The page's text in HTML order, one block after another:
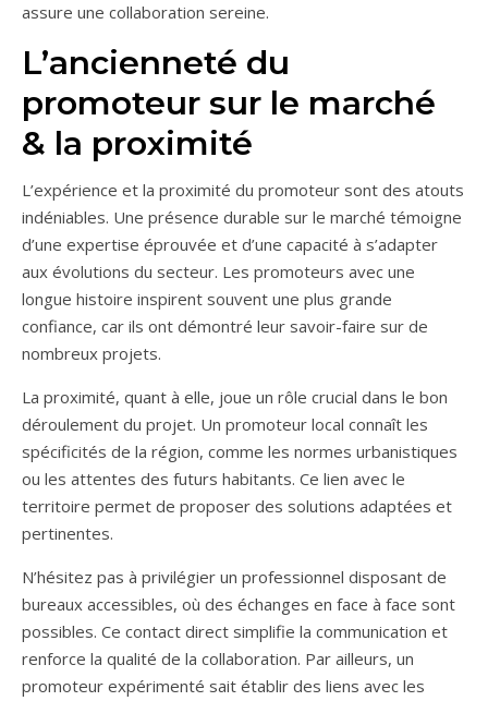
assure une collaboration sereine.
L’ancienneté du
promoteur sur le marché
& la proximité
L’expérience et la proximité du promoteur sont des atouts
indéniables. Une présence durable sur le marché témoigne
d’une expertise éprouvée et d’une capacité à s’adapter
aux évolutions du secteur. Les promoteurs avec une
longue histoire inspirent souvent une plus grande
confiance, car ils ont démontré leur savoir-faire sur de
nombreux projets.
La proximité, quant à elle, joue un rôle crucial dans le bon
déroulement du projet. Un promoteur local connaît les
spécificités de la région, comme les normes urbanistiques
ou les attentes des futurs habitants. Ce lien avec le
territoire permet de proposer des solutions adaptées et
pertinentes.
N’hésitez pas à privilégier un professionnel disposant de
bureaux accessibles, où des échanges en face à face sont
possibles. Ce contact direct simplifie la communication et
renforce la qualité de la collaboration. Par ailleurs, un
promoteur expérimenté sait établir des liens avec les